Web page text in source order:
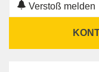
Verstoß melden